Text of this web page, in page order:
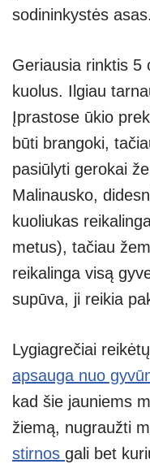
sodininkystės asas.
Geriausia rinktis 5
kuolus. Ilgiau
Įprastose ūkio
būti brangoki,
pasiūlyti gerokai
Malinausko,
kuoliukas
metus), tačiau
reikalinga visą
supūva, ji reikia
Lygiagrečiai
apsauga nuo
kad šie jauniems
žiemą, nugraužti
stirnos gali bet